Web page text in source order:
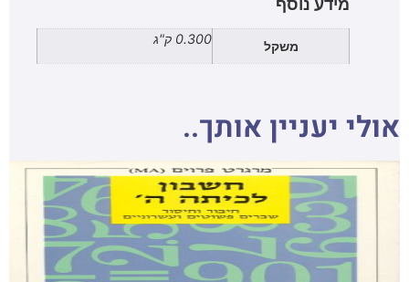
מידע נוסף
משקל 0.300 ק"ג
אולי יעניין אותך..